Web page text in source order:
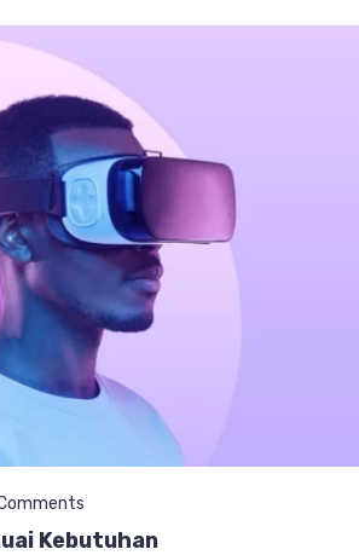
Kebutuhan